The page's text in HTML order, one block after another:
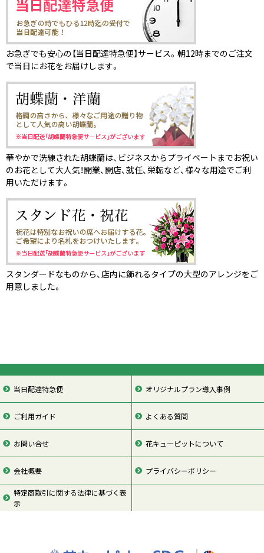
お急ぎでも安心の【当日配達特急便】サービス。朝12時までのご注文
で当日にお花をお届けします。
華やかで洗練された胡蝶蘭は、ビジネスからプライベートまでお祝い
のお花として大人気！開業、開店、就任、栄転など、様々な用途でご利
用いただけます。
スタンダードなものから、店内に飾れるタイプの大型のアレンジをご
用意しました。
当日配達特急便 オリジナルプラン導入事例
ご利用ガイド よくある質問
お問い合せ 花キューピットについて
会社概要 プライバシーポリシー
特定商取引に関する法律に基づく表
示